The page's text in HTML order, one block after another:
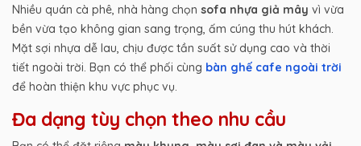
Nhiều quán cà phê, nhà hàng chọn sofa nhựa giả mây vì vừa
bền vừa tạo không gian sang trọng, ấm cúng thu hút khách.
Mặt sợi nhựa dễ lau, chịu được tần suất sử dụng cao và thời
tiết ngoài trời. Bạn có thể phối cùng bàn ghế cafe ngoài trời
để hoàn thiện khu vực phục vụ.
Đa dạng tùy chọn theo nhu cầu